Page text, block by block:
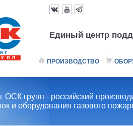
Единый центр
ПРОИЗВОДСТВО
ОСК групп - российский
и оборудования газового